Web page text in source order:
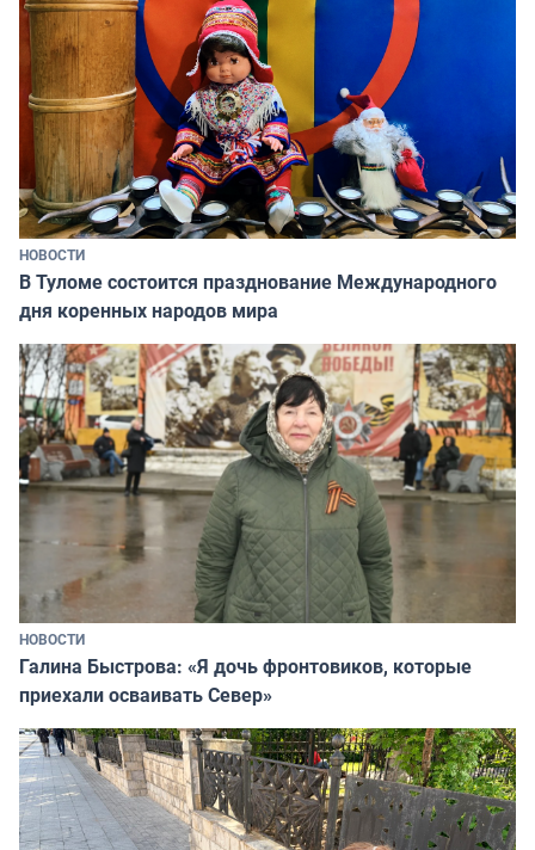
НОВОСТИ
В Туломе состоится празднование Международного
дня коренных народов мира
НОВОСТИ
Галина Быстрова: «Я дочь фронтовиков, которые
приехали осваивать Север»